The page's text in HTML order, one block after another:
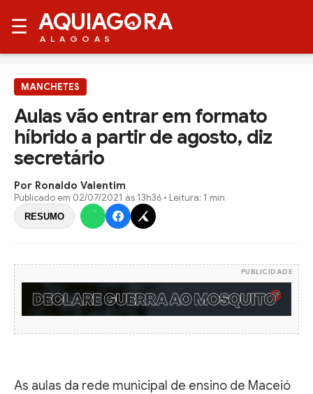
☰ AQUIAG RA
ALAGOAS
MANCHETES
Aulas vão entrar em formato
híbrido a partir de agosto, diz
secretário
Por Ronaldo Valentim
Publicado em 02/07/2021 às 13h36 • Leitura: 1 min
RESUMO
PUBLICIDADE
As aulas da rede municipal de ensino de Maceió